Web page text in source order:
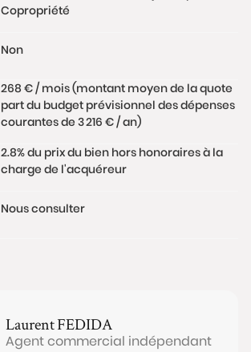
Copropriété
Non
268 € / mois (montant moyen de la quote
part du budget prévisionnel des dépenses
courantes de 3 216 € / an)
2.8% du prix du bien hors honoraires à la
charge de l'acquéreur
Nous consulter
LaurentFEDIDA
Agent commercial indépendant